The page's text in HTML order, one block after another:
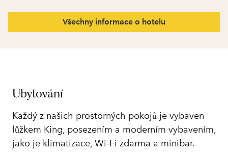
Všechny informace o hotelu
Ubytování
Každý z našich prostorných pokojů je vybaven
lůžkem King, posezením a moderním vybavením,
jako je klimatizace, Wi-Fi zdarma a minibar.